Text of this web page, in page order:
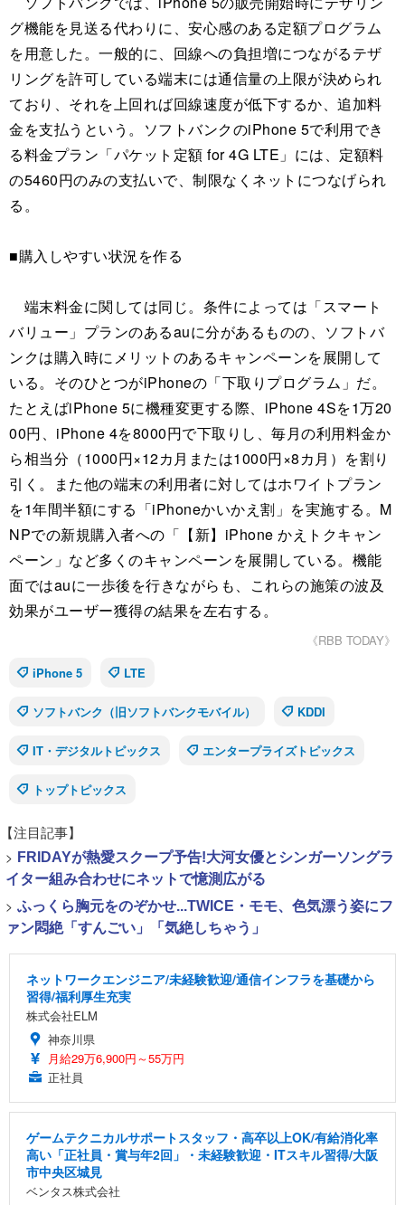
グ機能を見送る代わりに、安心感のある定額プログラム
を用意した。一般的に、回線への負担増につながるテザ
リングを許可している端末には通信量の上限が決められ
ており、それを上回れば回線速度が低下するか、追加料
金を支払うという。ソフトバンクのiPhone 5で利用でき
る料金プラン「パケット定額 for 4G LTE」には、定額料
の5460円のみの支払いで、制限なくネットにつなげられ
る。
■購入しやすい状況を作る
端末料金に関しては同じ。条件によっては「スマート
バリュー」プランのあるauに分があるものの、ソフトバ
ンクは購入時にメリットのあるキャンペーンを展開して
いる。そのひとつがiPhoneの「下取りプログラム」だ。
たとえばiPhone 5に機種変更する際、iPhone 4Sを1万20
00円、iPhone 4を8000円で下取りし、毎月の利用料金か
ら相当分（1000円×12カ月または1000円×8カ月）を割り
引く。また他の端末の利用者に対してはホワイトプラン
を1年間半額にする「iPhoneかいかえ割」を実施する。M
NPでの新規購入者への「【新】iPhone かえトクキャン
ペーン」など多くのキャンペーンを展開している。機能
面ではauに一歩後を行きながらも、これらの施策の波及
効果がユーザー獲得の結果を左右する。
《RBB TODAY》
iPhone 5
LTE
ソフトバンク（旧ソフトバンクモバイル） KDDI
IT・デジタルトピックス エンタープライズトピックス
トップトピックス
【注目記事】
> FRIDAYが熱愛スクープ予告!大河女優とシンガーソングラ
イター組み合わせにネットで憶測広がる
> ふっくら胸元をのぞかせ...TWICE・モモ、色気漂う姿にフ
ァン悶絶「すんごい」「気絶しちゃう」
ネットワークエンジニア/未経験歓迎/通信インフラを基礎から
習得/福利厚生充実
株式会社ELM
神奈川県
月給29万6,900円～55万円
正社員
ゲームテクニカルサポートスタッフ・高卒以上OK/有給消化率
高い「正社員・賞与年2回」・未経験歓迎・ITスキル習得/大阪
市中央区城見
ベンタス株式会社